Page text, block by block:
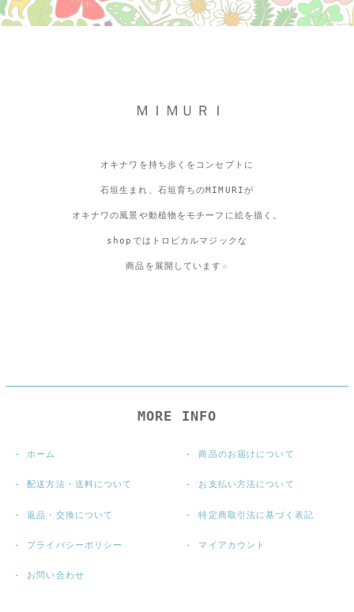
ＭＩＭＵＲＩ
オキナワを持ち歩くをコンセプトに
石垣生まれ、石垣育ちのMIMURIが
オキナワの風景や動植物をモチーフに絵を描く。
shopではトロピカルマジックな
商品を展開しています☆
MORE INFO
ホーム 商品のお届けについて
配送方法・送料について お支払い方法について
返品・交換について 特定商取引法に基づく表記
プライバシーポリシー マイアカウント
お問い合わせ